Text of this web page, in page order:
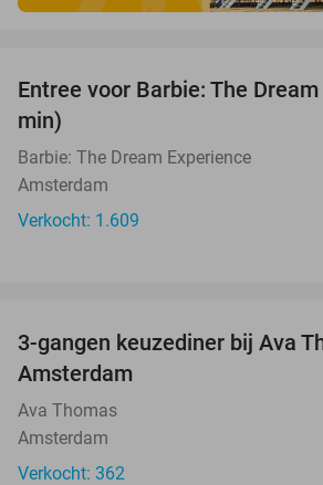
Entree voor Barbie: The
min)
Barbie: The Dream Experience
Amsterdam
Verkocht: 1.609
3-gangen keuzediner bij Ava
Amsterdam
Ava Thomas
Amsterdam
Verkocht: 362